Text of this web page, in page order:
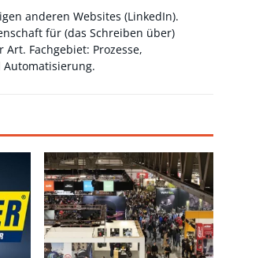
anderen Websites (LinkedIn).
für (das Schreiben über)
Fachgebiet: Prozesse,